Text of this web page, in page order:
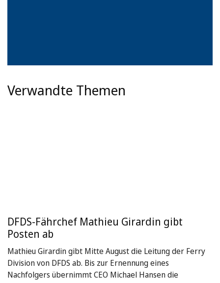
Verwandte Themen
DFDS-Fährchef Mathieu Girardin gibt
Posten ab
Mathieu Girardin gibt Mitte August die Leitung der Ferry
Division von DFDS ab. Bis zur Ernennung eines
Nachfolgers übernimmt CEO Michael Hansen die